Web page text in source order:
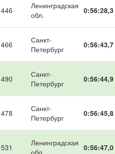
446
Ленинградская
обл.
0:56:28,3
466
Санкт-
Петербург
0:56:43,7
490
Санкт-
Петербург
0:56:44,9
478
Санкт-
Петербург
0:56:45,8
531
Ленинградская
обл.
0:56:47,0